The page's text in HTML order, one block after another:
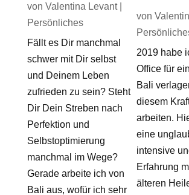
von Valentina Levant|
Persönliches
Fällt es Dir manchmal
schwer mit Dir selbst
und Deinem Leben
zufrieden zu sein? Steht
Dir Dein Streben nach
Perfektion und
Selbstoptimierung
manchmal im Wege?
Gerade arbeite ich von
Bali aus, wofür ich sehr
von
2019 habe
Office für
Bali
diesem
arbeiten.
eine
intensive
Erfahrung
älteren